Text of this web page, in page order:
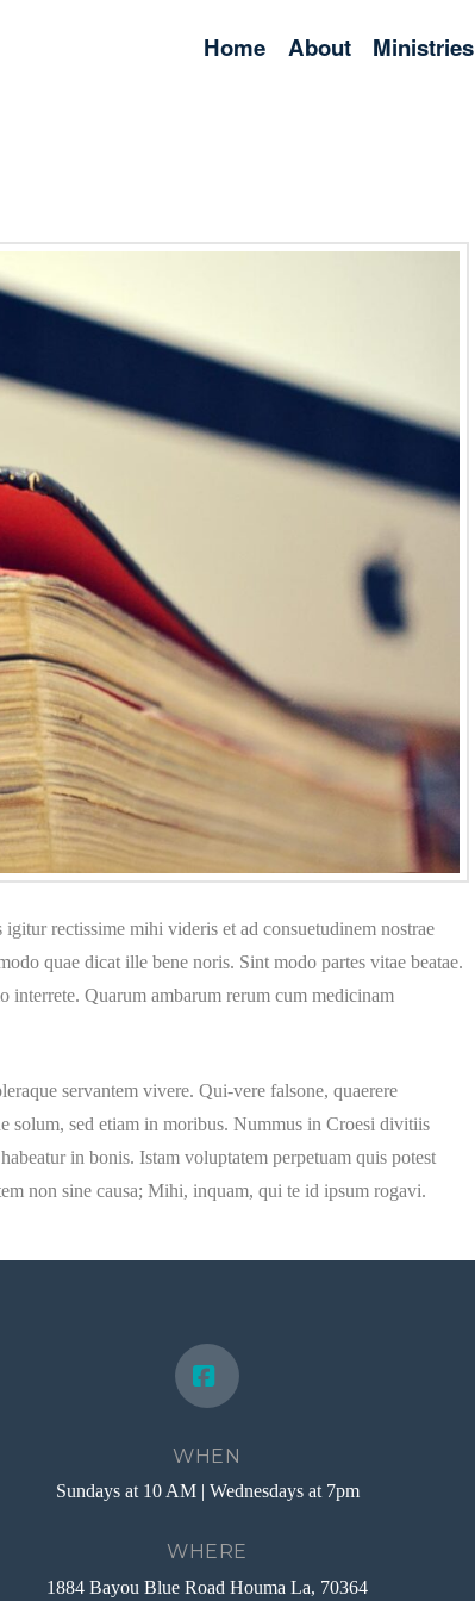
Home About Ministries
rectissime mihi videris et ad consuetudinem nostrae
quae dicat ille bene noris. Sint modo partes vitae beatae.
interrete. Quarum ambarum rerum cum medicinam
servantem vivere. Qui-vere falsone, quaerere
solum, sed etiam in moribus. Nummus in Croesi divitiis
in bonis. Istam voluptatem perpetuam quis potest
non sine causa; Mihi, inquam, qui te id ipsum rogavi.
WHEN
Sundays at 10 AM | Wednesdays at 7pm
WHERE
1884 Bayou Blue Road Houma La, 70364